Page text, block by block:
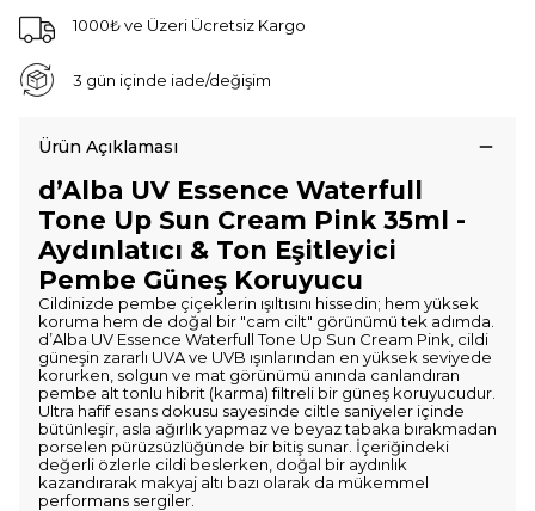
1000₺ ve Üzeri Ücretsiz Kargo
3 gün içinde iade/değişim
Ürün Açıklaması
d’Alba UV Essence Waterfull
Tone Up Sun Cream Pink 35ml -
Aydınlatıcı & Ton Eşitleyici
Pembe Güneş Koruyucu
Cildinizde pembe çiçeklerin ışıltısını hissedin; hem yüksek
koruma hem de doğal bir "cam cilt" görünümü tek adımda.
d’Alba UV Essence Waterfull Tone Up Sun Cream Pink, cildi
güneşin zararlı UVA ve UVB ışınlarından en yüksek seviyede
korurken, solgun ve mat görünümü anında canlandıran
pembe alt tonlu hibrit (karma) filtreli bir güneş koruyucudur.
Ultra hafif esans dokusu sayesinde ciltle saniyeler içinde
bütünleşir, asla ağırlık yapmaz ve beyaz tabaka bırakmadan
porselen pürüzsüzlüğünde bir bitiş sunar. İçeriğindeki
değerli özlerle cildi beslerken, doğal bir aydınlık
kazandırarak makyaj altı bazı olarak da mükemmel
performans sergiler.